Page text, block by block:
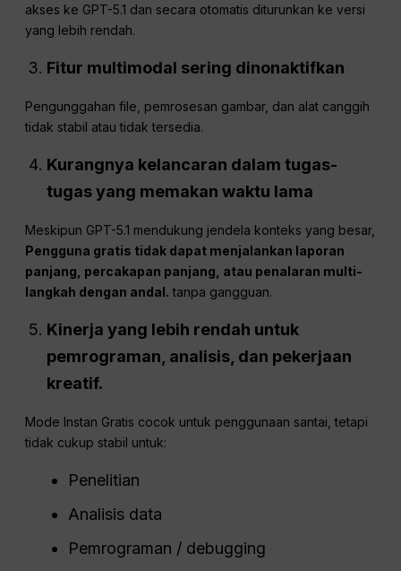
akses ke GPT-5.1 dan secara otomatis diturunkan ke versi
yang lebih rendah.
Fitur multimodal sering dinonaktifkan
Pengunggahan file, pemrosesan gambar, dan alat canggih
tidak stabil atau tidak tersedia.
Kurangnya kelancaran dalam tugas-
tugas yang memakan waktu lama
Meskipun GPT-5.1 mendukung jendela konteks yang besar,
Pengguna gratis tidak dapat menjalankan laporan
panjang, percakapan panjang, atau penalaran multi-
langkah dengan andal. tanpa gangguan.
Kinerja yang lebih rendah untuk
pemrograman, analisis, dan pekerjaan
kreatif.
Mode Instan Gratis cocok untuk penggunaan santai, tetapi
tidak cukup stabil untuk:
Penelitian
Analisis data
Pemrograman / debugging